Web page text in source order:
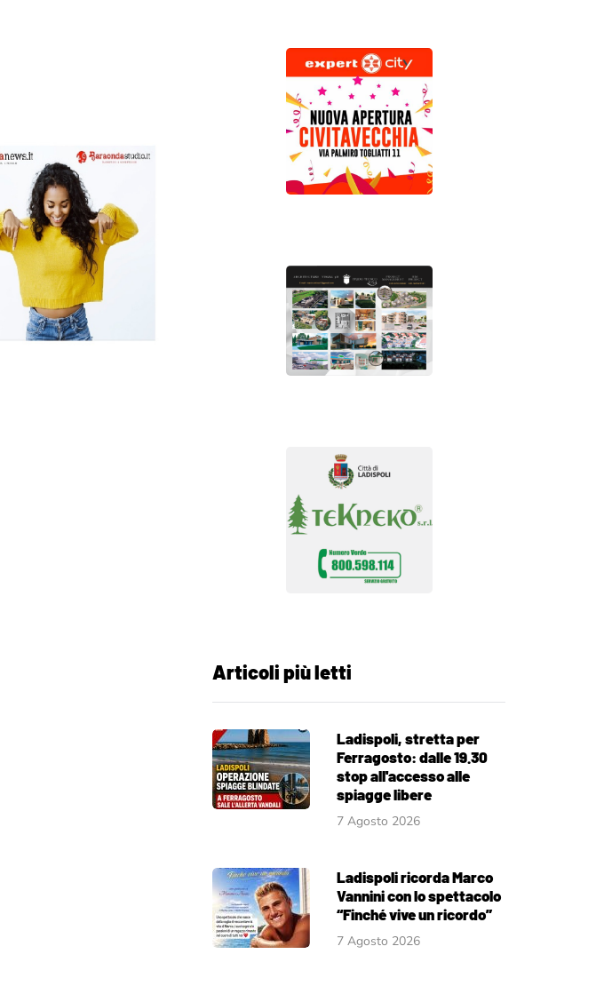
Articoli più letti
Ladispoli, stretta per
Ferragosto: dalle 19.30
stop all'accesso alle
spiagge libere
7 Agosto 2026
Ladispoli ricorda Marco
Vannini con lo spettacolo
“Finché vive un ricordo”
7 Agosto 2026